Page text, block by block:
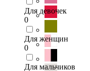
Для девочек
0
Для женщин
0
Для мальчиков